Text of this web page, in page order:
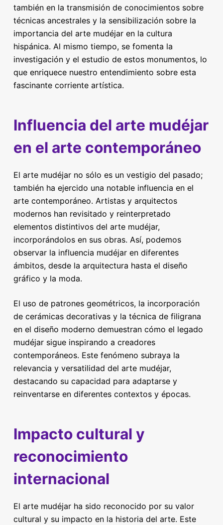
también en la transmisión de conocimientos sobre
técnicas ancestrales y la sensibilización sobre la
importancia del arte mudéjar en la cultura
hispánica. Al mismo tiempo, se fomenta la
investigación y el estudio de estos monumentos, lo
que enriquece nuestro entendimiento sobre esta
fascinante corriente artística.
Influencia del arte mudéjar
en el arte contemporáneo
El arte mudéjar no sólo es un vestigio del pasado;
también ha ejercido una notable influencia en el
arte contemporáneo. Artistas y arquitectos
modernos han revisitado y reinterpretado
elementos distintivos del arte mudéjar,
incorporándolos en sus obras. Así, podemos
observar la influencia mudéjar en diferentes
ámbitos, desde la arquitectura hasta el diseño
gráfico y la moda.
El uso de patrones geométricos, la incorporación
de cerámicas decorativas y la técnica de filigrana
en el diseño moderno demuestran cómo el legado
mudéjar sigue inspirando a creadores
contemporáneos. Este fenómeno subraya la
relevancia y versatilidad del arte mudéjar,
destacando su capacidad para adaptarse y
reinventarse en diferentes contextos y épocas.
Impacto cultural y
reconocimiento
internacional
El arte mudéjar ha sido reconocido por su valor
cultural y su impacto en la historia del arte. Este